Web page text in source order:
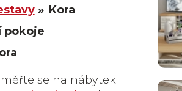
Kora
pokoje
se na nábytek